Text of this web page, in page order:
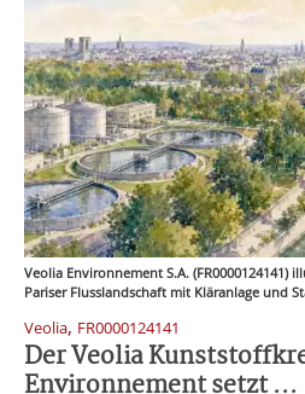
Veolia Environnement S.A. (FR0000124141)
Pariser Flusslandschaft mit Kläranlage und
Veolia, FR0000124141
Der Veolia